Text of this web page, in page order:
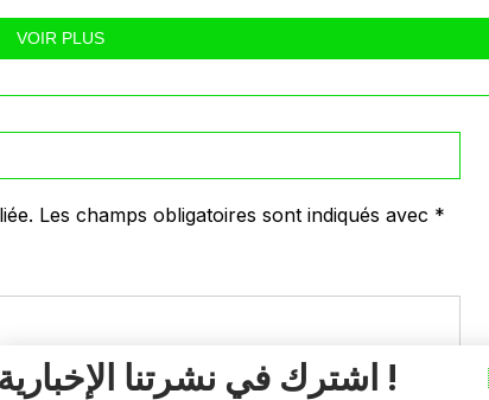
VOIR PLUS
Les champs obligatoires sont indiqués avec *
اشترك في نشرتنا الإخبارية !